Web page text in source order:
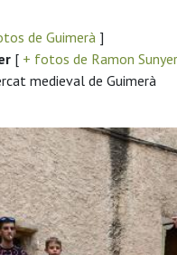
de Guimerà ]
[ + fotos de Ramon
medieval de Guimerà